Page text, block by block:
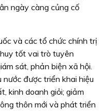
ngày càng củng cố
và các tổ chức chính trị
tốt vai trò tuyên
sát, phản biện xã hội.
được triển khai hiệu
kinh doanh giỏi; giảm
thôn mới và phát triển